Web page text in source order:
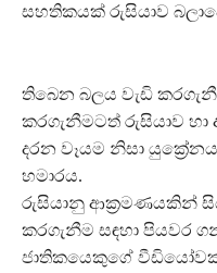
සහතිකයක් රුසියාව
තිබෙන බලය වැඩි
කරගැනීමටත් රුසියාව
දරන වෑයම නිසා
හමාරය.
රුසියානු ආක්‍රමණයකින්
කරගැනීම සඳහා පියවර
ජාතිකයෙකුගේ